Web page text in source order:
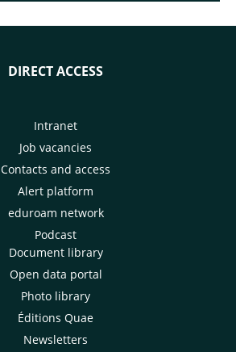
DIRECT ACCESS
Intranet
Job vacancies
Contacts and access
Alert platform
eduroam network
Podcast
Document library
Open data portal
Photo library
Éditions Quae
Newsletters